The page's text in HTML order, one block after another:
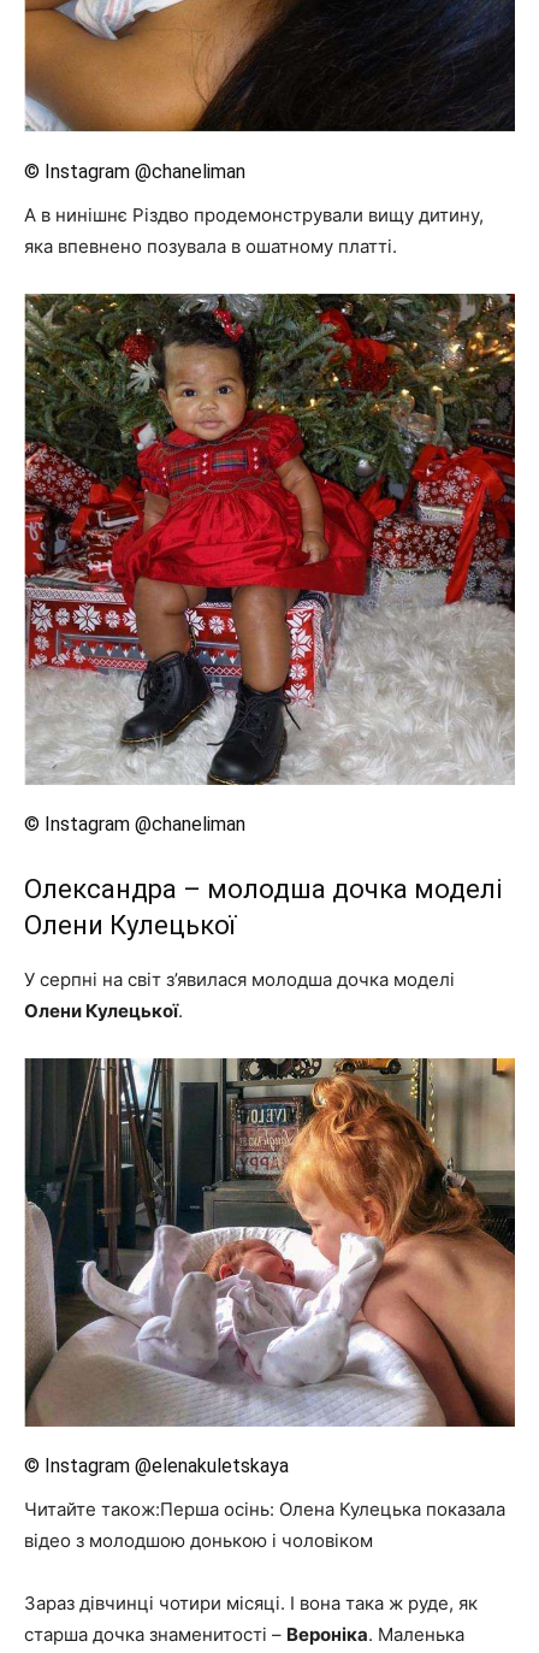
© Instagram @chaneliman
А в нинішнє Різдво продемонстрували вищу дитину,
яка впевнено позувала в ошатному платті.
© Instagram @chaneliman
Олександра – молодша дочка моделі
Олени Кулецької
У серпні на світ з’явилася молодша дочка моделі
Олени Кулецької.
© Instagram @elenakuletskaya
Читайте також:Перша осінь: Олена Кулецька показала
відео з молодшою донькою і чоловіком
Зараз дівчинці чотири місяці. І вона така ж руде, як
старша дочка знаменитості – Вероніка. Маленька